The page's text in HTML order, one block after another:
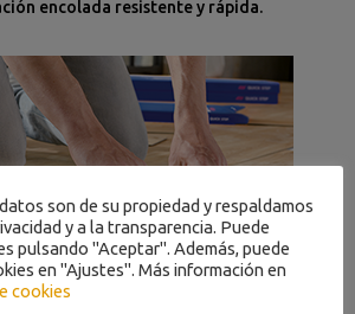
encolada resistente y rápida.
DE INSTALACIÓN
son de su propiedad y respaldamos
y a la transparencia. Puede
pulsando "Aceptar". Además, puede
en "Ajustes". Más información en
cookies